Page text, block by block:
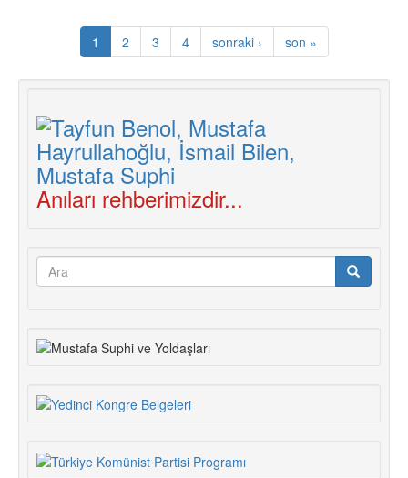
1 2 3 4 sonraki › son »
Anıları rehberimizdir...
Arama